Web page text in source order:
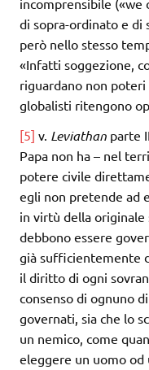
incomprensibile («we
di sopra-ordinato e di
però nello stesso
«Infatti soggezione,
riguardano non poteri
globalisti ritengono
[5] v. Leviathan parte
Papa non ha – nel
potere civile
egli non pretende ad
in virtù della originale
debbono essere
già sufficientemente
il diritto di ogni
consenso di ognuno
governati, sia che lo
un nemico, come
eleggere un uomo od